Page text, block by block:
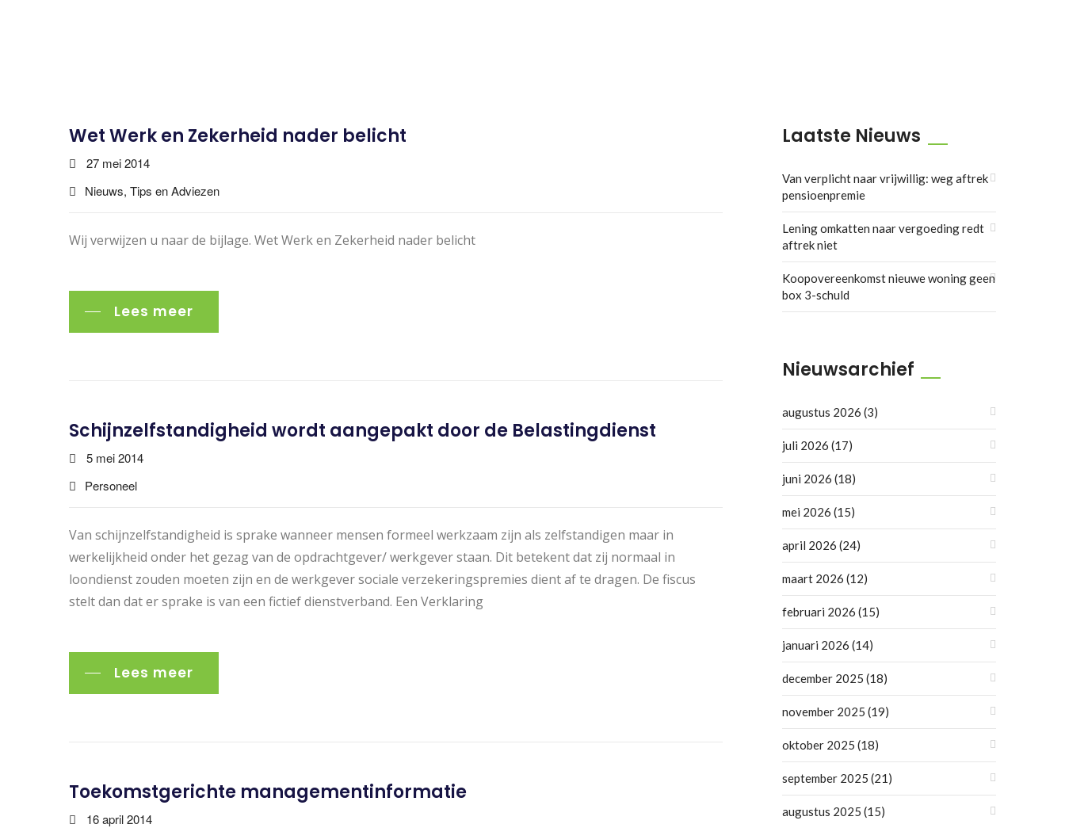
Wet Werk en Zekerheid nader belicht
27 mei 2014
Nieuws, Tips en Adviezen
Wij verwijzen u naar de bijlage. Wet Werk en Zekerheid nader belicht
Lees meer
Schijnzelfstandigheid wordt aangepakt door de Belastingdienst
5 mei 2014
Personeel
Van schijnzelfstandigheid is sprake wanneer mensen formeel werkzaam zijn als zelfstandigen maar in
werkelijkheid onder het gezag van de opdrachtgever/ werkgever staan. Dit betekent dat zij normaal in
loondienst zouden moeten zijn en de werkgever sociale verzekeringspremies dient af te dragen. De fiscus
stelt dan dat er sprake is van een fictief dienstverband. Een Verklaring
Lees meer
Toekomstgerichte managementinformatie
16 april 2014
Laatste Nieuws
Van verplicht naar vrijwillig: weg aftrek
pensioenpremie
Lening omkatten naar vergoeding redt
aftrek niet
Koopovereenkomst nieuwe woning geen
box 3-schuld
Nieuwsarchief
augustus 2026 (3)
juli 2026 (17)
juni 2026 (18)
mei 2026 (15)
april 2026 (24)
maart 2026 (12)
februari 2026 (15)
januari 2026 (14)
december 2025 (18)
november 2025 (19)
oktober 2025 (18)
september 2025 (21)
augustus 2025 (15)